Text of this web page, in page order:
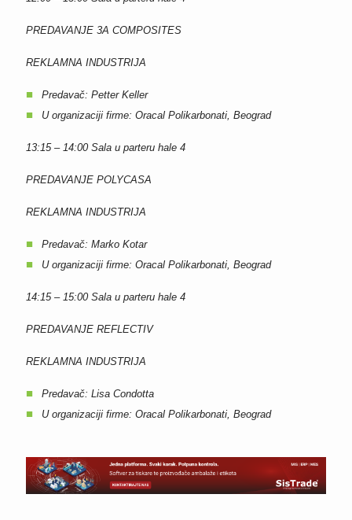
PREDAVANJE 3A COMPOSITES
REKLAMNA INDUSTRIJA
Predavač: Petter Keller
U organizaciji firme: Oracal Polikarbonati, Beograd
13:15 – 14:00 Sala u parteru hale 4
PREDAVANJE POLYCASA
REKLAMNA INDUSTRIJA
Predavač: Marko Kotar
U organizaciji firme: Oracal Polikarbonati, Beograd
14:15 – 15:00 Sala u parteru hale 4
PREDAVANJE REFLECTIV
REKLAMNA INDUSTRIJA
Predavač: Lisa Condotta
U organizaciji firme: Oracal Polikarbonati, Beograd